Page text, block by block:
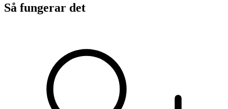
Så fungerar det